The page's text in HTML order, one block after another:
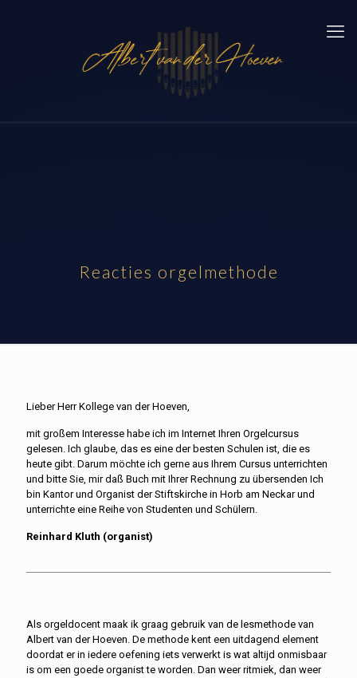
Reacties orgelmethode
Lieber Herr Kollege van der Hoeven,
mit großem Interesse habe ich im Internet Ihren Orgelcursus
gelesen. Ich glaube, das es eine der besten Schulen ist, die es
heute gibt. Darum möchte ich gerne aus Ihrem Cursus unterrichten
und bitte Sie, mir daß Buch mit Ihrer Rechnung zu übersenden Ich
bin Kantor und Organist der Stiftskirche in Horb am Neckar und
unterrichte eine Reihe von Studenten und Schülern.
Reinhard Kluth (organist)
Als orgeldocent maak ik graag gebruik van de lesmethode van
Albert van der Hoeven. De methode kent een uitdagend element
doordat er in iedere oefening iets verwerkt is wat altijd onmisbaar
is om een goede organist te worden. Dan weer ritmiek, dan weer